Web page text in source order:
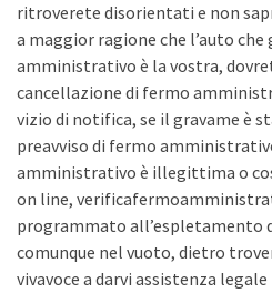
ritroverete disorientati e non
a maggior ragione che l’auto che
amministrativo è la vostra,
cancellazione di fermo
vizio di notifica, se il gravame è
preavviso di fermo
amministrativo è illegittima o
on line,
programmato all’espletamento
comunque nel vuoto, dietro
vivavoce a darvi assistenza